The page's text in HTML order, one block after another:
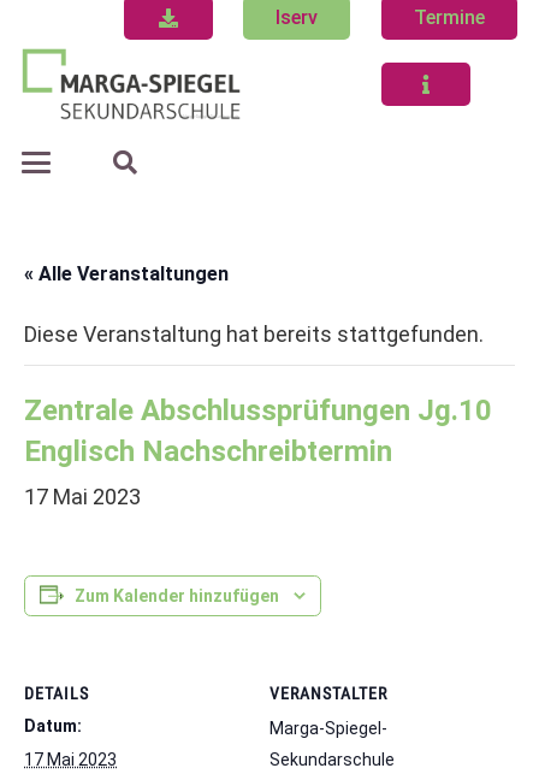
Iserv Termine
« Alle Veranstaltungen
Diese Veranstaltung hat bereits stattgefunden.
Zentrale Abschlussprüfungen Jg.10
Englisch Nachschreibtermin
17 Mai 2023
Zum Kalender hinzufügen
DETAILS
Datum:
17 Mai 2023
VERANSTALTER
Marga-Spiegel-
Sekundarschule